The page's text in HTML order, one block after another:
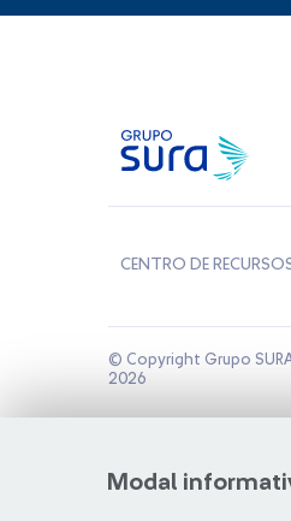
Modal
CENTRO DE
© Copyright Grupo
2026